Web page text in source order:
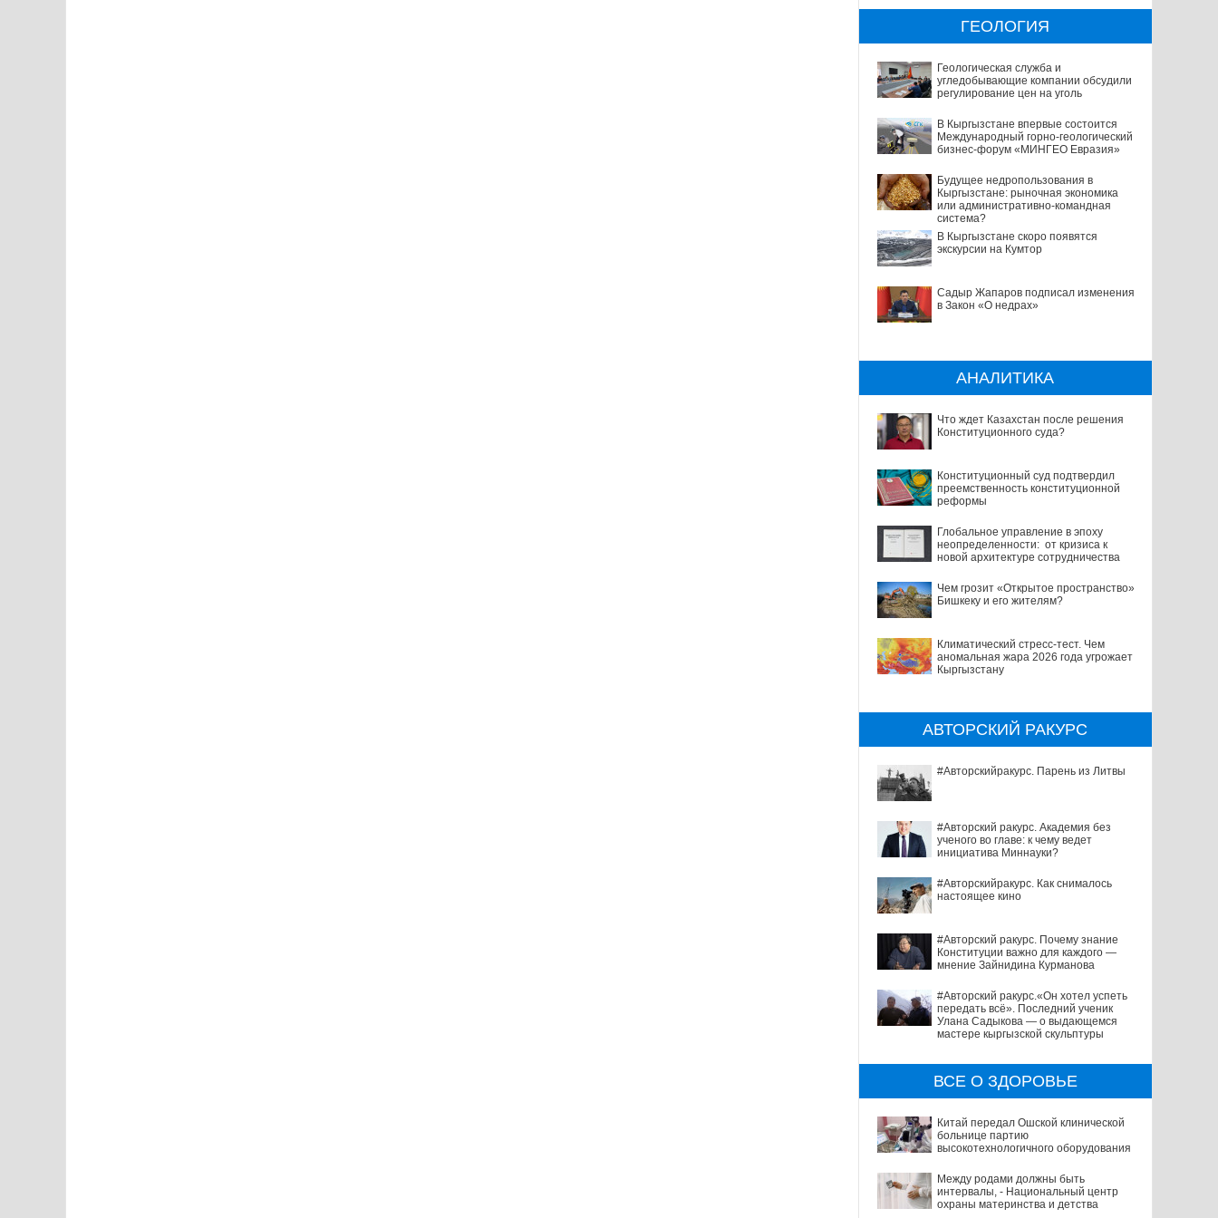
ГЕОЛОГИЯ
Геологическая служба и
угледобывающие компании обсудили
регулирование цен на уголь
В Кыргызстане впервые состоится
Международный горно-геологический
бизнес-форум «МИНГЕО Евразия»
Будущее недропользования в
Кыргызстане: рыночная экономика
или административно-командная
система?
В Кыргызстане скоро появятся
экскурсии на Кумтор
Садыр Жапаров подписал изменения
в Закон «О недрах»
АНАЛИТИКА
Что ждет Казахстан после решения
Конституционного суда?
Конституционный суд подтвердил
преемственность конституционной
реформы
Глобальное управление в эпоху
неопределенности: от кризиса к
новой архитектуре сотрудничества
Чем грозит «Открытое пространство»
Бишкеку и его жителям?
Климатический стресс-тест. Чем
аномальная жара 2026 года угрожает
Кыргызстану
АВТОРСКИЙ РАКУРС
#Авторскийракурс. Парень из Литвы
#Авторский ракурс. Академия без
ученого во главе: к чему ведет
инициатива Миннауки?
#Авторскийракурс. Как снималось
настоящее кино
#Авторский ракурс. Почему знание
Конституции важно для каждого —
мнение Зайнидина Курманова
#Авторский ракурс.«Он хотел успеть
передать всё». Последний ученик
Улана Садыкова — о выдающемся
мастере кыргызской скульптуры
ВСЕ О ЗДОРОВЬЕ
Китай передал Ошской клинической
больнице партию
высокотехнологичного оборудования
Между родами должны быть
интервалы, - Национальный центр
охраны материнства и детства